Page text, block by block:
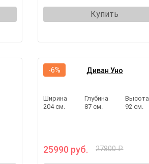
Купить
Диван Уно
Ширина
204 см.
Глубина
87 см.
Высота
92 см.
25990 руб. 27800 ₽
-6%